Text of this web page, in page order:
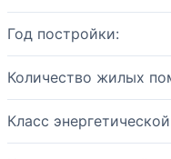
Год постройки:
Количество жилых
Класс